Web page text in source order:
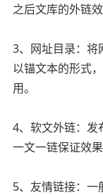
之后文库的外链
3、网址目录：将
以锚文本的形式
用。
4、软文外链：发
一文一链保证效果
5、友情链接：一